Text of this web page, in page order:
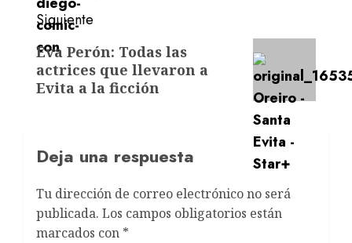
Siguiente
Eva Perón: Todas las
actrices que llevaron a
Evita a la ficción
Deja una respuesta
Tu dirección de correo electrónico no será
publicada. Los campos obligatorios están
marcados con *